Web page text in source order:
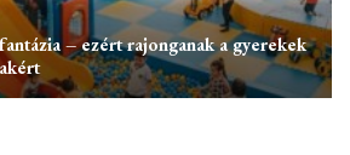
– ezért rajonganak a gyerekek